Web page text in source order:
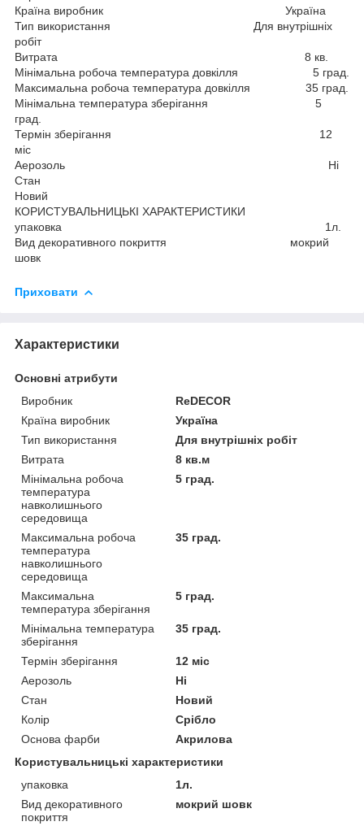
Країна виробник Україна
Тип використання Для внутрішніх
робіт
Витрата 8 кв.
Мінімальна робоча температура довкілля 5 град.
Максимальна робоча температура довкілля 35 град.
Мінімальна температура зберігання 5
град.
Термін зберігання 12
міс
Аерозоль Ні
Стан
Новий
КОРИСТУВАЛЬНИЦЬКІ ХАРАКТЕРИСТИКИ
упаковка 1л.
Вид декоративного покриття мокрий
шовк
Приховати
Характеристики
Основні атрибути
Виробник
ReDECOR
Країна виробник
Україна
Тип використання
Для внутрішніх робіт
Витрата
8 кв.м
Мінімальна робоча
температура
навколишнього
середовища
5 град.
Максимальна робоча
температура
навколишнього
середовища
35 град.
Максимальна
температура зберігання
5 град.
Мінімальна температура
зберігання
35 град.
Термін зберігання
12 міс
Аерозоль
Ні
Стан
Новий
Колір
Срібло
Основа фарби
Акрилова
Користувальницькі характеристики
упаковка
1л.
Вид декоративного
покриття
мокрий шовк